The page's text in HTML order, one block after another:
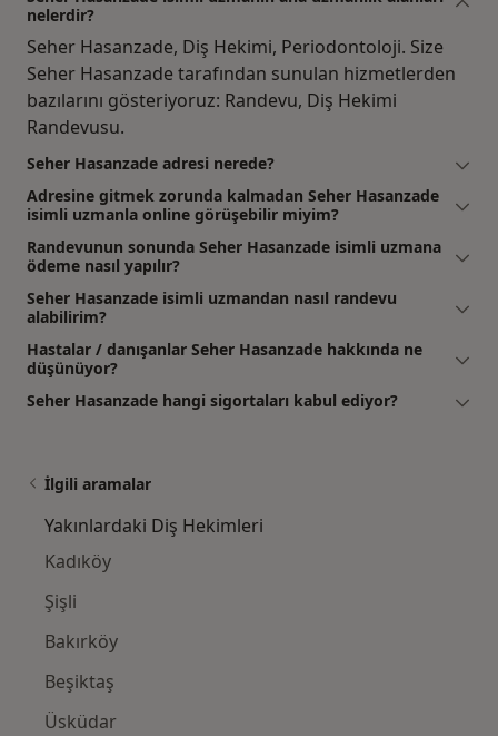
nelerdir?
Seher Hasanzade, Diş Hekimi, Periodontoloji. Size
Seher Hasanzade tarafından sunulan hizmetlerden
bazılarını gösteriyoruz: Randevu, Diş Hekimi
Randevusu.
Seher Hasanzade adresi nerede?
Adresine gitmek zorunda kalmadan Seher Hasanzade
isimli uzmanla online görüşebilir miyim?
Randevunun sonunda Seher Hasanzade isimli uzmana
ödeme nasıl yapılır?
Seher Hasanzade isimli uzmandan nasıl randevu
alabilirim?
Hastalar / danışanlar Seher Hasanzade hakkında ne
düşünüyor?
Seher Hasanzade hangi sigortaları kabul ediyor?
İlgili aramalar
Yakınlardaki Diş Hekimleri
Kadıköy
Şişli
Bakırköy
Beşiktaş
Üsküdar